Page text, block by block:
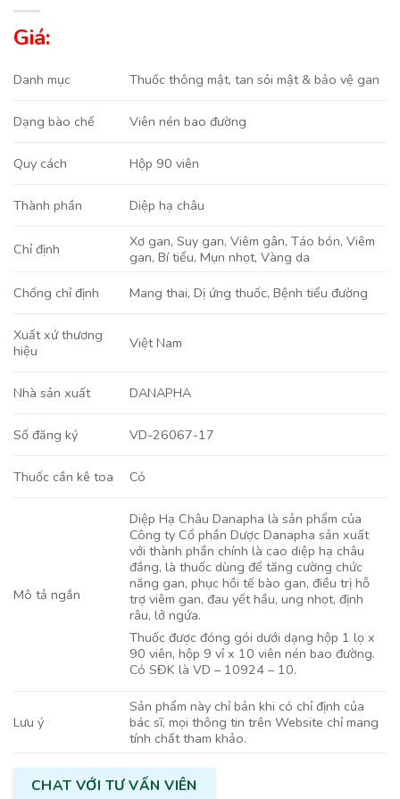
Giá:
Danh mục Thuốc thông mật, tan sỏi mật & bảo vệ gan
Dạng bào chế Viên nén bao đường
Quy cách Hộp 90 viên
Thành phần Diệp hạ châu
Chỉ định Xơ gan,Suy gan,Viêm gân,Táo bón,Viêm
gan,Bí tiểu,Mụn nhọt,Vàng da
Chống chỉ định Mang thai, Dị ứng thuốc, Bệnh tiểu đường
Xuất xứ thương
hiệu
Việt Nam
Nhà sản xuất DANAPHA
Số đăng ký VD-26067-17
Thuốc cần kê toa Có
Mô tả ngắn
Diệp Hạ Châu Danapha là sản phẩm của
Công ty Cổ phần Dược Danapha sản xuất
với thành phần chính là cao diệp hạ châu
đắng, là thuốc dùng để tăng cường chức
năng gan, phục hồi tế bào gan, điều trị hỗ
trợ viêm gan, đau yết hầu, ung nhọt, định
râu, lở ngứa.
Thuốc được đóng gói dưới dạng hộp 1 lọ x
90 viên, hộp 9 vỉ x 10 viên nén bao đường.
Có SĐK là VD – 10924 – 10.
Lưu ý
Sản phẩm này chỉ bản khi có chỉ định của
bác sĩ, mọi thông tin trên Website chỉ mang
tính chất tham khảo.
CHAT VỚI TƯ VẤN VIÊN